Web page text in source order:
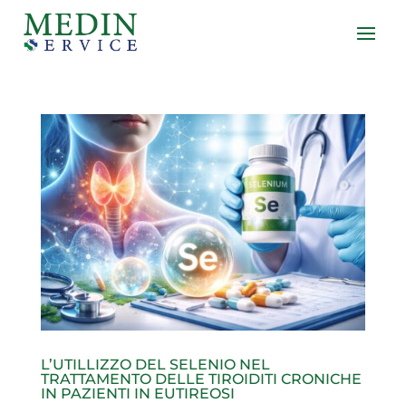
L’UTILLIZZO DEL SELENIO NEL
TRATTAMENTO DELLE TIROIDITI CRONICHE
IN PAZIENTI IN EUTIREOSI